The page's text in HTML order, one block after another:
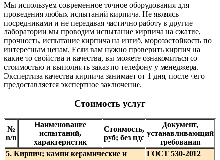
Мы используем современное точное оборудования для
проведения любых испытаний кирпича. Не являясь
посредниками и не передавая частично работу в другие
лаборатории мы проводим испытание кирпича на сжатие,
прочность, испытание кирпича на изгиб, морозостойкость по
интересным ценам. Если вам нужно проверить кирпич на
какие то свойства и качества, вы можете ознакомиться со
стоимостью и выполнить заказ по телефону у менеджера.
Экспертиза качества кирпича занимает от 1 дня, после чего
предоставляется экспертное заключение.
Стоимость услуг
№
n/n
Наименование
испытаний,
характеристик
Стоимость,
руб; без ндс
Документ,
устанавливающий
требования
5. Кирпич; камни керамические и
ГОСТ 530-2012